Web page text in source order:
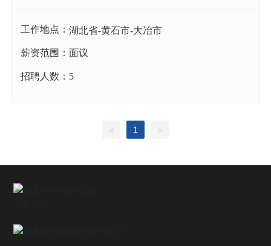
工作地点： 湖北省-黄石市-大冶市
薪资范围： 面议
招聘人数： 5
< 1 >